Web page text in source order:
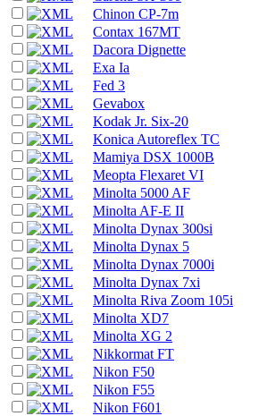
Chinon CP-7m
Contax 167MT
Dacora Dignette
Exa Ia
Fed 3
Gevabox
Kodak Jr. Six-20
Konica Autoreflex TC
Mamiya DSX 1000B
Meopta Flexaret VI
Minolta 5000 AF
Minolta AF-E II
Minolta Dynax 300si
Minolta Dynax 5
Minolta Dynax 7000i
Minolta Dynax 7xi
Minolta Riva Zoom 105i
Minolta XD7
Minolta XG 2
Nikkormat FT
Nikon F50
Nikon F55
Nikon F601